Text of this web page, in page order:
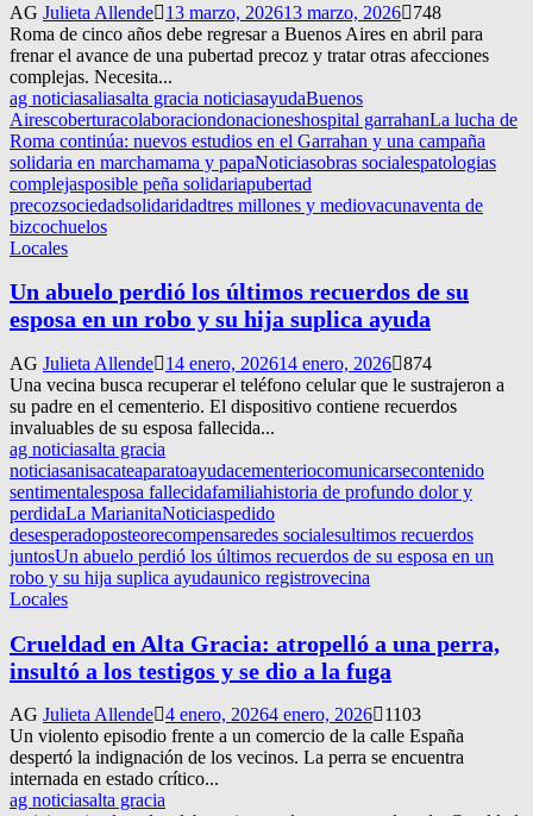
AG Julieta Allende 13 marzo, 202613 marzo, 2026
748
Roma de cinco años debe regresar a Buenos Aires en abril para
frenar el avance de una pubertad precoz y tratar otras afecciones
complejas. Necesita...
ag noticiasaliasalta gracia noticiasayudaBuenos
Airescoberturacolaboraciondonacioneshospital garrahanLa lucha de
Roma continúa: nuevos estudios en el Garrahan y una campaña
solidaria en marchamama y papaNoticiasobras socialespatologias
complejasposible peña solidariapubertad
precozsociedadsolidaridadtres millones y mediovacunaventa de
bizcochuelos
Locales
Un abuelo perdió los últimos recuerdos de su
esposa en un robo y su hija suplica ayuda
AG Julieta Allende 14 enero, 202614 enero, 2026 874
Una vecina busca recuperar el teléfono celular que le sustrajeron a
su padre en el cementerio. El dispositivo contiene recuerdos
invaluables de su esposa fallecida...
ag noticiasalta gracia
noticiasanisacateaparatoayudacementeriocomunicarsecontenido
sentimentalesposa fallecidafamiliahistoria de profundo dolor y
perdidaLa MarianitaNoticiaspedido
desesperadoposteorecompensaredes socialesultimos recuerdos
juntosUn abuelo perdió los últimos recuerdos de su esposa en un
robo y su hija suplica ayudaunico registrovecina
Locales
Crueldad en Alta Gracia: atropelló a una perra,
insultó a los testigos y se dio a la fuga
AG Julieta Allende 4 enero, 20264 enero, 2026
1103
Un violento episodio frente a un comercio de la calle España
despertó la indignación de los vecinos. La perra se encuentra
internada en estado crítico...
ag noticiasalta gracia